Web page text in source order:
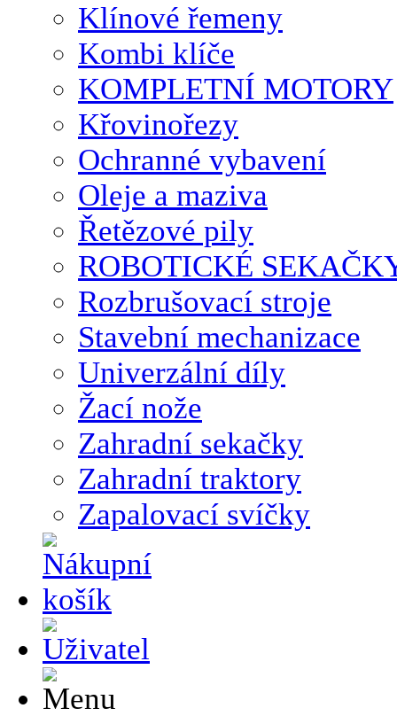
Klínové řemeny
Kombi klíče
KOMPLETNÍ MOTORY
Křovinořezy
Ochranné vybavení
Oleje a maziva
Řetězové pily
ROBOTICKÉ
Rozbrušovací stroje
Stavební mechanizace
Univerzální díly
Žací nože
Zahradní sekačky
Zahradní traktory
Zapalovací svíčky